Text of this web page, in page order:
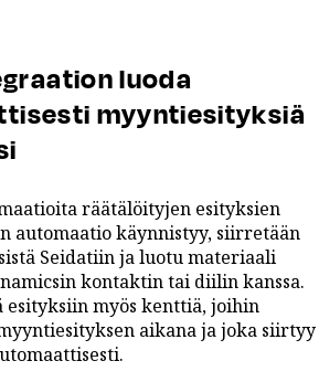
luoda
myyntiesityksiä
räätälöityjen esityksien
automaatio käynnistyy, siirretään
Seidatiin ja luotu materiaali
kontaktin tai diilin kanssa.
esityksiin myös kenttiä, joihin
aikana ja joka siirtyy